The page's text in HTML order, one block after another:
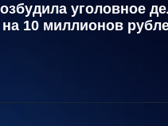
уголовное
10 миллионов